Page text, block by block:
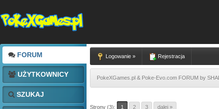
FORUM
UŻYTKOWNICY
SZUKAJ
Logowanie » Rejestracja
PokeXGames.pl & Poke-Evo.com FORUM by
Strony (3): 1 2 3 dalej »